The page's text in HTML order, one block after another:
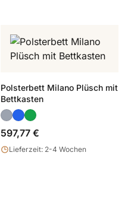
Polsterbett Milano Plüsch mit
Bettkasten
597,77 €
Lieferzeit: 2-4 Wochen